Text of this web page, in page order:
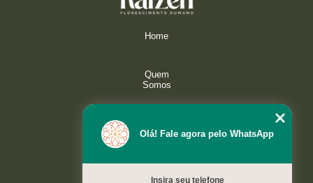
Home
Quem
Somos
Galeria
Olá! Fale agora pelo WhatsApp
Insira seu telefone